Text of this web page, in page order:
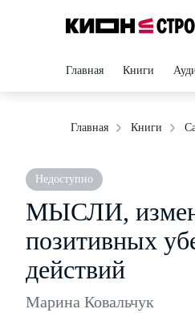
Главная Книги
Главная Книги
Недоступно
МЫСЛИ,
позитивных
действий
Марина Ковальчук